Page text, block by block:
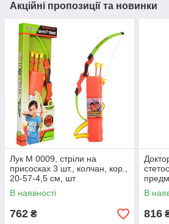
Акційні пропозиції та новинки
Лук M 0009, стріли на
присосках 3 шт., колчан, кор.,
20-57-4,5 см, шт
В наявності
762 ₴
см, шт
В
816